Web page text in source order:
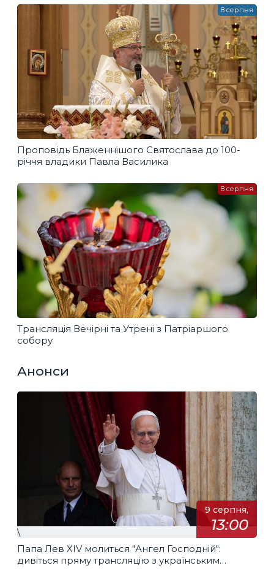
Проповідь Блаженнішого Святослава до 100-
річчя владики Павла Василика
8 серпня
Трансляція Вечірні та Утрені з Патріаршого
собору
8 серпня
Анонси
9 серпня,
13:00
\
Папа Лев XIV молиться "Ангел Господній":
дивіться пряму трансляцію з українським